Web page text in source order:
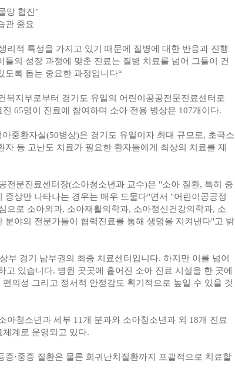
망 협진’
관 중요
리적 특성을 가지고 있기 때문에 질병에 대한 반응과 진행
들의 성장 과정에 맞춘 진료는 질병 치료를 넘어 그들이 건
도록 돕는 중요한 과정입니다“
복지부로부터 경기도 유일의 어린이공공전문진료센터로
65명이 진료에 참여하며 소아 전용 병상은 107개이다.
중환자실(50병상)은 경기도 유일이자 최대 규모로, 초극소
등 고난도 치료가 필요한 환자들에게 최상의 치료를 제
전문진료센터장(소아청소년과 교수)은 "소아 질환, 특히 중
증상만 나타나는 경우는 매우 드물다"면서 "어린이공공정
으로 소아외과, 소아재활의학과, 소아정신건강의학과, 소
분야의 전문가들이 협력진료를 통해 생명을 지켜낸다"고 밝
부 경기 남부권의 최종 치료센터입니다. 하지만 이를 넘어
고 있습니다. 병원 곳곳에 흩어진 소아 진료 시설을 한 곳에
의성 그리고 정서적 안정감도 획기적으로 높일 수 있을 것
아청소년과 세부 11개 분과와 소아청소년과 외 18개 진료
계로 운영되고 있다.
증·중증 질환은 물론 희귀난치질환까지 포괄적으로 치료할